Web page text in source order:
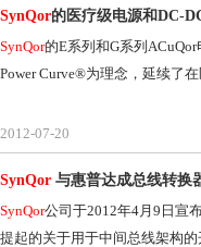
SynQor的医疗级电源和DC-
SynQor的E系列和G系列
Power Curve®为理念，延续了
2012-07-20
SynQor 与惠普达成总线转换
SynQor公司于2012年4月9日宣
提起的关于用于中间总线架构